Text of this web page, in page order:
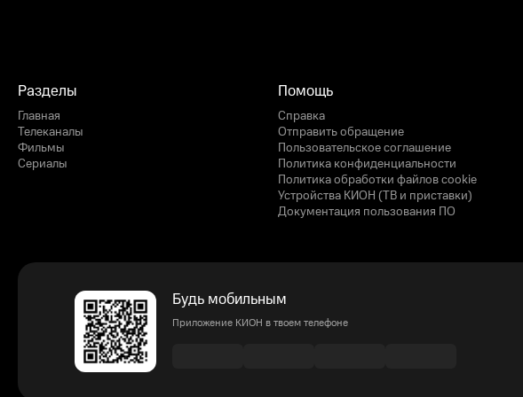
Разделы
Главная
Телеканалы
Фильмы
Сериалы
Помощь
Справка
Отправить обращение
Пользовательское соглашение
Политика конфиденциальности
Политика обработки файлов cookie
Устройства КИОН (ТВ и приставки)
Документация пользования ПО
Будь мобильным
Приложение КИОН в твоем телефоне